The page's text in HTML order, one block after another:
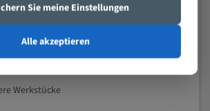
für Profile / Rohre
Profile / Kleine Durchmesser
Werkstücke
Sie meine Einstellungen
Alle akzeptieren